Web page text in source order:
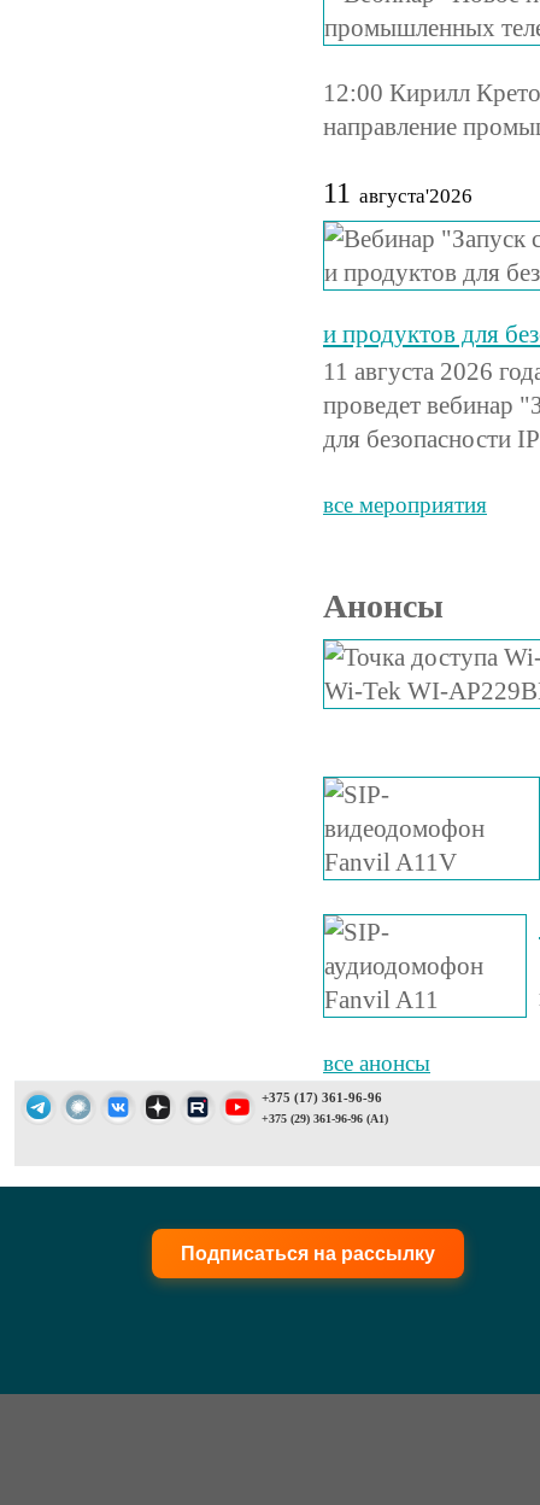
12:00 Кирилл
направление
11 августа'2026
и продуктов для
11 августа 2026
проведет вебинар
для безопасности
все мероприятия
Анонсы
все анонсы
+375 (17) 361-96-96
+375 (29) 361-96-96 (A1)
Подписаться на рассылку